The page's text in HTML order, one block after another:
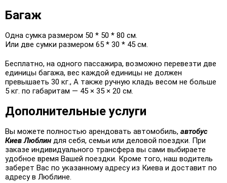
Багаж
Одна сумка размером 50 * 50 * 80 см.
Или две сумки размером 65 * 30 * 45 см.
Бесплатно, на одного пассажира, возможно перевезти две
единицы багажа, вес каждой единицы не должен
превышаеть 30 кг., А также ручную кладь весом не больше
5 кг. по габаритам — 45 × 35 × 20 см.
Дополнительные услуги
Вы можете полностью арендовать автомобиль, автобус
Киев Люблин для себя, семьи или деловой поездки. При
заказе индивидуального трансфера вы сами выбираете
удобное время Вашей поездки. Кроме того, наш водитель
заберет Вас по указанному адресу из Киева и доставит по
адресу в Люблине.